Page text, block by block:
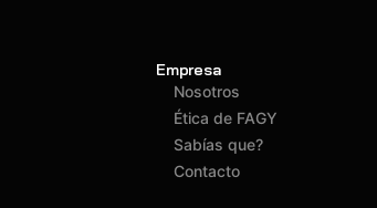
Empresa
Nosotros
Ética de FAGY
Sabías que?
Contacto